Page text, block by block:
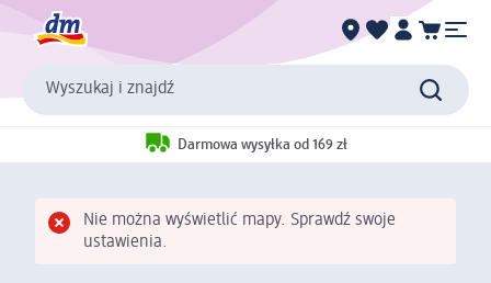
Wyszukaj i znajdź
Darmowa wysyłka od 169 zł
Nie można wyświetlić mapy. Sprawdź swoje
ustawienia.